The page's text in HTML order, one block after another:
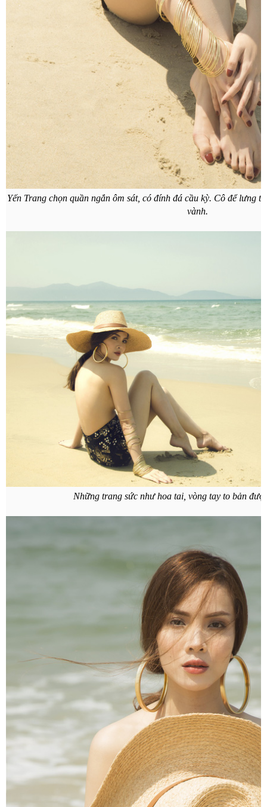
Yến Trang chọn quần ngắn ôm sát, có đính đá cầu kỳ. Cô để lưng
vành.
Những trang sức như hoa tai, vòng tay to bản